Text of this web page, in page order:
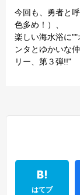
今回も、勇者と
色多め！）、
楽しい海水浴に
ンタとゆかいな
リー、第３弾!!"
はてブ